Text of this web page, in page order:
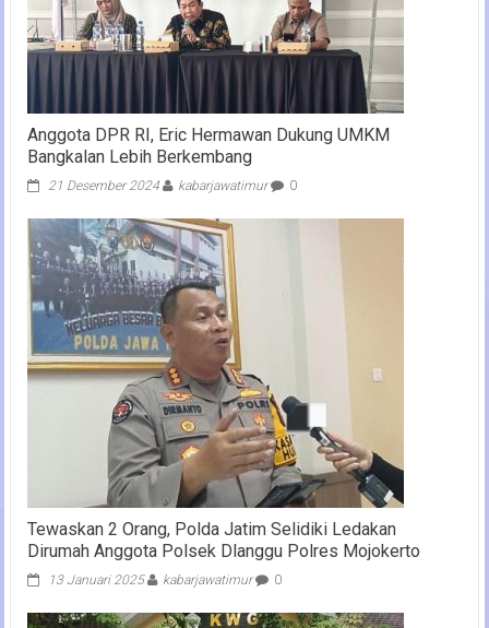
Anggota DPR RI, Eric Hermawan Dukung UMKM
Bangkalan Lebih Berkembang
21 Desember 2024 kabarjawatimur 0
Tewaskan 2 Orang, Polda Jatim Selidiki Ledakan
Dirumah Anggota Polsek Dlanggu Polres Mojokerto
13 Januari 2025 kabarjawatimur 0